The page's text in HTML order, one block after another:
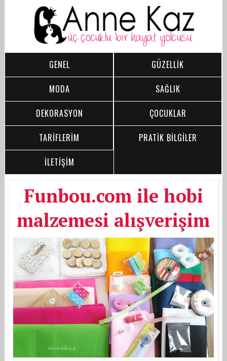
GENEL
GÜZELLİK
MODA
SAĞLIK
DEKORASYON
ÇOCUKLAR
TARİFLERİM
PRATİK BİLGİLER
İLETİŞİM
Funbou.com ile hobi
malzemesi alışverişim